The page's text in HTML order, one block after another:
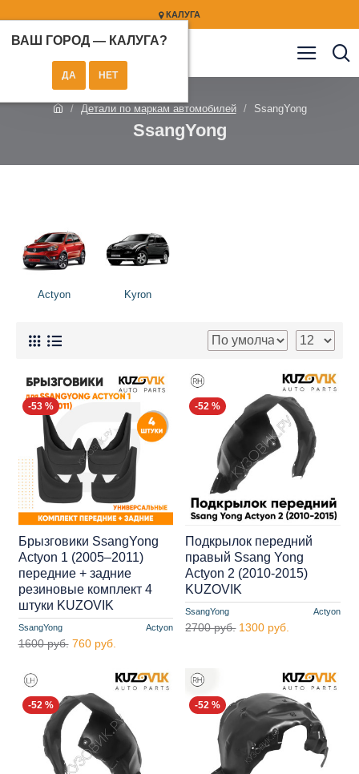
КАЛУГА
ВАШ ГОРОД — КАЛУГА?
Детали по маркам автомобилей SsangYong
SsangYong
Actyon Kyron
-53 %
SsangYong Actyon
Брызговики SsangYong
Actyon 1 (2005–2011)
передние + задние
резиновые комплект 4
штуки KUZOVIK
1600 руб. 760 руб.
-52 %
SsangYong Actyon
Подкрылок передний
правый Ssang Yong
Actyon 2 (2010-2015)
KUZOVIK
2700 руб. 1300 руб.
-52 % -52 %